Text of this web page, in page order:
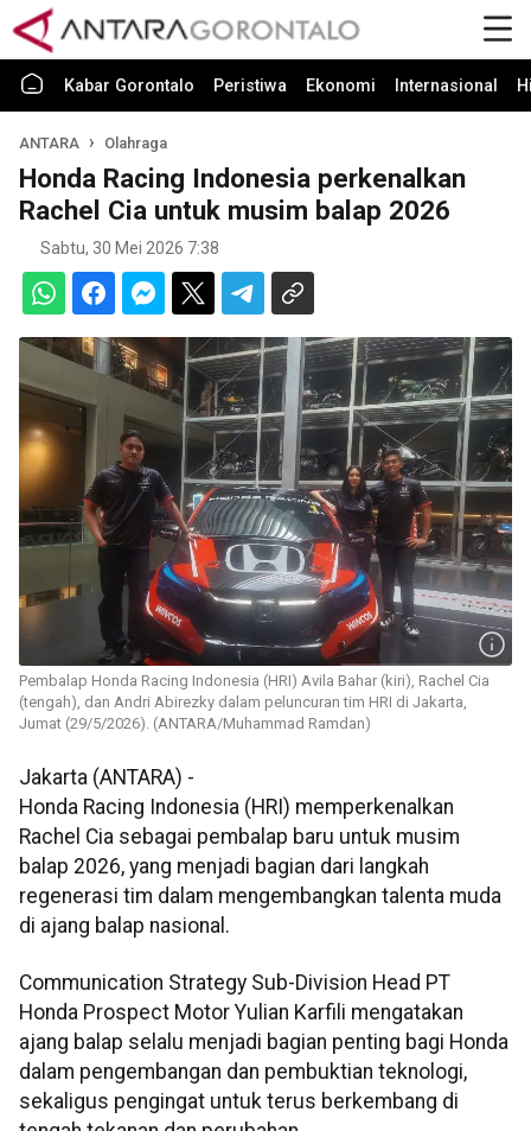
Kabar Gorontalo Peristiwa Ekonomi Internasional
ANTARA Olahraga
Honda Racing Indonesia perkenalkan
Rachel Cia untuk musim balap 2026
Sabtu, 30 Mei 2026 7:38
Pembalap Honda Racing Indonesia (HRI) Avila Bahar (kiri), Rachel Cia
(tengah), dan Andri Abirezky dalam peluncuran tim HRI di Jakarta,
Jumat (29/5/2026). (ANTARA/Muhammad Ramdan)
Jakarta (ANTARA) -
Honda Racing Indonesia (HRI) memperkenalkan
Rachel Cia sebagai pembalap baru untuk musim
balap 2026, yang menjadi bagian dari langkah
regenerasi tim dalam mengembangkan talenta muda
di ajang balap nasional.
Communication Strategy Sub-Division Head PT
Honda Prospect Motor Yulian Karfili mengatakan
ajang balap selalu menjadi bagian penting bagi Honda
dalam pengembangan dan pembuktian teknologi,
sekaligus pengingat untuk terus berkembang di